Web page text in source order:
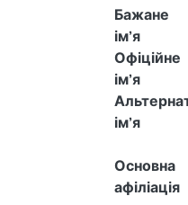
Бажане
ім’я
Офіційне
ім’я
ім’я
Основна
афіліація